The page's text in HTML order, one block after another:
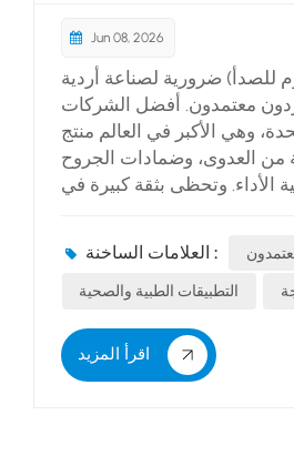
Jun 08, 2026
للصدأ) ضرورية لصناعة أردية
معتمدون. أفضل الشركات
وهي الأكبر في العالم منتج
من العدوى، وضمادات الجروح
الأداء. وتحظى بثقة كبيرة في
العلامات الساخنة :
التطبيقات الطبية والصحية
اقرأ المزيد